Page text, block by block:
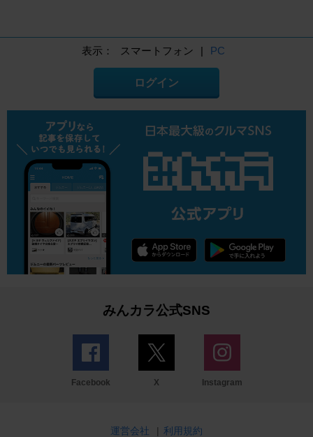
表示： スマートフォン | PC
ログイン
みんカラ公式SNS
Facebook X Instagram
運営会社 | 利用規約